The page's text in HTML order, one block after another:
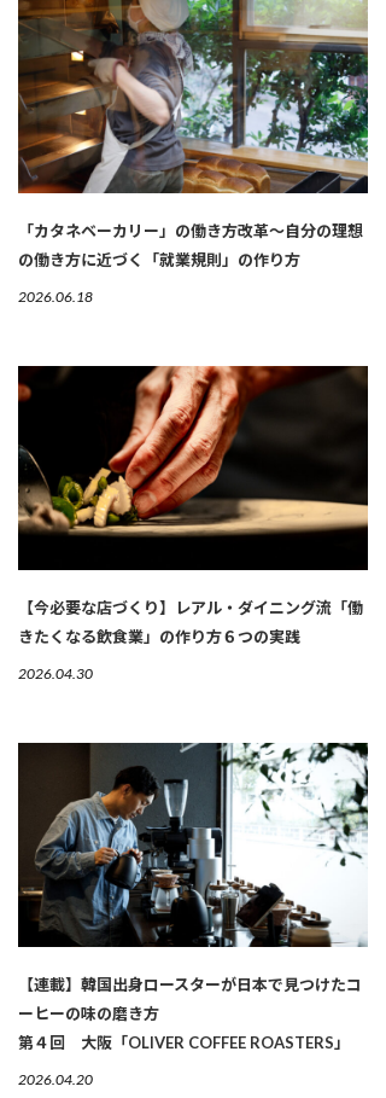
「カタネベーカリー」の働き方改革～自分の理想
の働き方に近づく「就業規則」の作り方
2026.06.18
【今必要な店づくり】レアル・ダイニング流「働
きたくなる飲食業」の作り方６つの実践
2026.04.30
【連載】韓国出身ロースターが日本で見つけたコ
ーヒーの味の磨き方
第４回 大阪「OLIVER COFFEE ROASTERS」
2026.04.20